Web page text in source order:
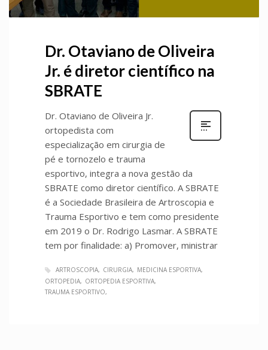
Dr. Otaviano de Oliveira
Jr. é diretor científico na
SBRATE
Dr. Otaviano de Oliveira Jr.
ortopedista com
especialização em cirurgia de
pé e tornozelo e trauma
esportivo, integra a nova gestão da
SBRATE como diretor científico. A SBRATE
é a Sociedade Brasileira de Artroscopia e
Trauma Esportivo e tem como presidente
em 2019 o Dr. Rodrigo Lasmar. A SBRATE
tem por finalidade: a) Promover, ministrar
ARTROSCOPIA CIRURGIA
MEDICINA ESPORTIVA
ORTOPEDIA
ORTOPEDIA ESPORTIVA
TRAUMA ESPORTIVO